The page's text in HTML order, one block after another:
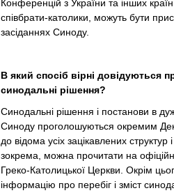
Конференцій з України та інших
співбрати-католики, можуть бути
засіданнях Синоду.
В який спосіб вірні довідуються
синодальні рішення?
Синодальні рішення і постанови в
Синоду проголошуються окремим
до відома усіх зацікавлених
зокрема, можна прочитати на
Греко-Католицької Церкви. Окрім
інформацію про перебіг і зміст